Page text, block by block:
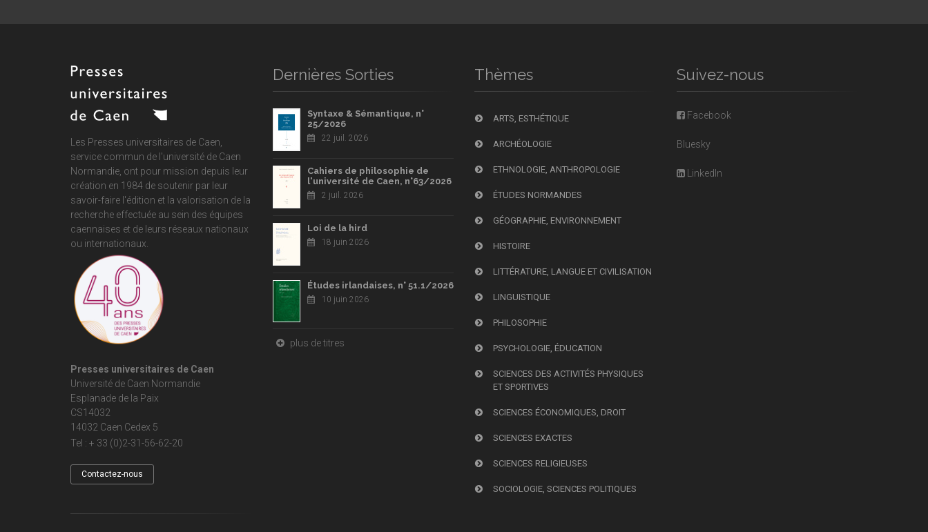
Les Presses universitaires de Caen,
service commun de l'université de Caen
Normandie, ont pour mission depuis leur
création en 1984 de soutenir par leur
savoir-faire l'édition et la valorisation de la
recherche effectuée au sein des équipes
caennaises et de leurs réseaux nationaux
ou internationaux.
Presses universitaires de Caen
Université de Caen Normandie
Esplanade de la Paix
CS14032
14032 Caen Cedex 5
Tel : + 33 (0)2-31-56-62-20
Contactez-nous
Dernières Sorties
Syntaxe & Sémantique, n°
25/2026
22 juil. 2026
Cahiers de philosophie de
l'université de Caen, n°63/2026
2 juil. 2026
Loi de la hird
18 juin 2026
Études irlandaises, n° 51.1/2026
10 juin 2026
plus de titres
Thèmes
ARTS, ESTHÉTIQUE
ARCHÉOLOGIE
ETHNOLOGIE, ANTHROPOLOGIE
ÉTUDES NORMANDES
GÉOGRAPHIE, ENVIRONNEMENT
HISTOIRE
LITTÉRATURE, LANGUE ET CIVILISATION
LINGUISTIQUE
PHILOSOPHIE
PSYCHOLOGIE, ÉDUCATION
SCIENCES DES ACTIVITÉS PHYSIQUES
ET SPORTIVES
SCIENCES ÉCONOMIQUES, DROIT
SCIENCES EXACTES
SCIENCES RELIGIEUSES
SOCIOLOGIE, SCIENCES POLITIQUES
Suivez-nous
Facebook
Bluesky
LinkedIn